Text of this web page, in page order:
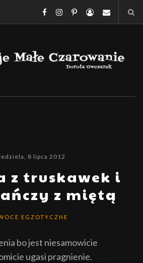
8 lipca 2012
z truskawek i
z miętą
EGZOTYCZNE
bo jest niesamowicie
ugasi pragnienie.